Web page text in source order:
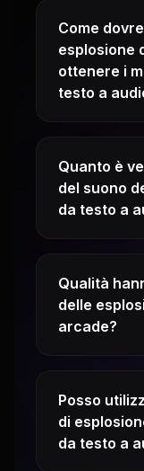
Come
esplosione
ottenere i
testo a
Quanto è
del suono
da testo a
Qualità
delle
arcade?
Posso
di
da testo a